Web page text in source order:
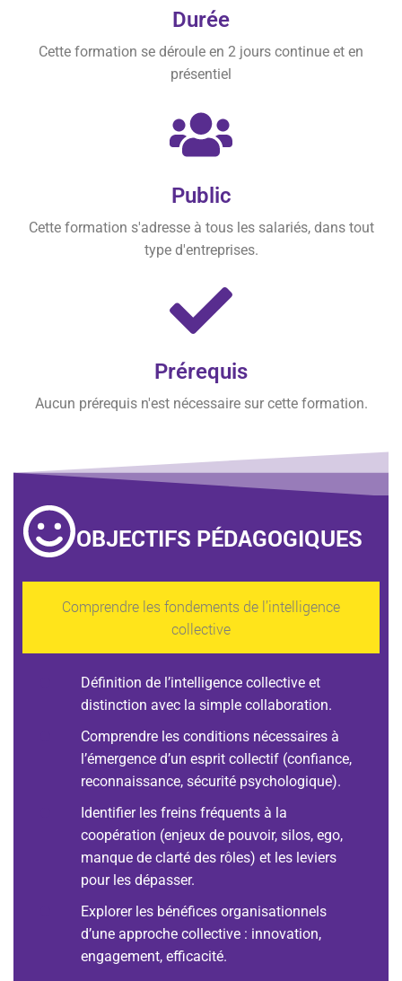
Durée
Cette formation se déroule en 2 jours continue et en
présentiel
Public
Cette formation s'adresse à tous les salariés, dans tout
type d'entreprises.
Prérequis
Aucun prérequis n'est nécessaire sur cette formation.
OBJECTIFS PÉDAGOGIQUES
Comprendre les fondements de l’intelligence
collective
Définition de l’intelligence collective et
distinction avec la simple collaboration.
Comprendre les conditions nécessaires à
l’émergence d’un esprit collectif (confiance,
reconnaissance, sécurité psychologique).
Identifier les freins fréquents à la
coopération (enjeux de pouvoir, silos, ego,
manque de clarté des rôles) et les leviers
pour les dépasser.
Explorer les bénéfices organisationnels
d’une approche collective : innovation,
engagement, efficacité.